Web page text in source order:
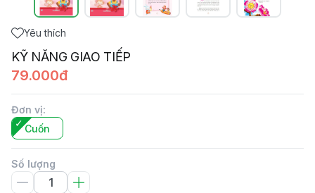
Yêu thích
KỸ NĂNG GIAO TIẾP
79.000đ
Đơn vị:
Cuốn
Số lượng